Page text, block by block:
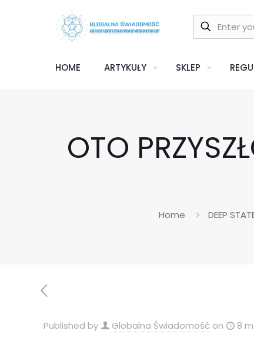
HOME ARTYKUŁY SKLEP
OTO
Home DEEP
Published by Globalna Świadomość on 8